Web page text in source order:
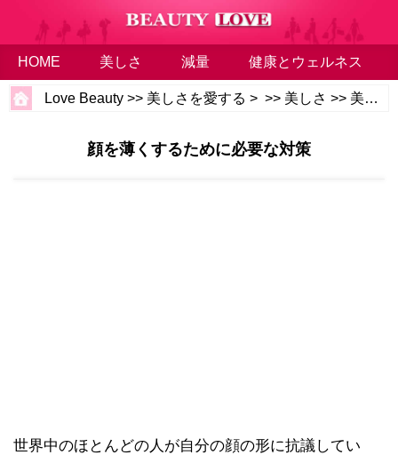
HOME 美しさ 減量 健康とウェルネス
Love Beauty >> 美しさを愛する > >> 美しさ >> 美しさのヒント
顔を薄くするために必要な対策
世界中のほとんどの人が自分の顔の形に抗議してい